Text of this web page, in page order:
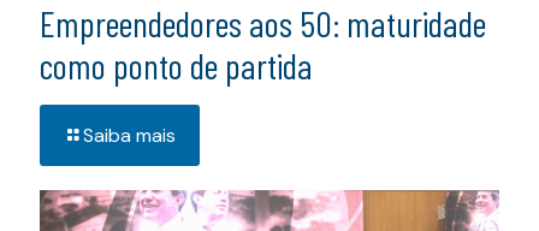
Empreendedores aos 50: maturidade
como ponto de partida
Saiba mais